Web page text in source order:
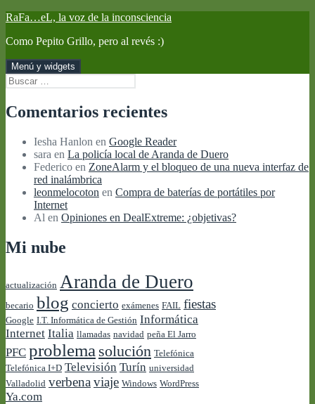
Saltar
contenido
RaFa…eL, la voz de la inconsciencia
Como Pepito Grillo, pero al revés :)
Menú y widgets
Buscar:
Comentarios recientes
Iesha Hanlon en Google Reader
sara en La policía local de Aranda de Duero
Federico en ZoneAlarm y el bloqueo de una nueva interfaz de
red inalámbrica
leonmelocoton en Compra de baterías de portátiles por
Internet
Al en Opiniones en DealExtreme: ¿objetivas?
Mi nube
actualización Aranda de Duero
becario blog concierto exámenes FAIL fiestas
Google I.T. Informática de Gestión Informática
Internet Italia llamadas navidad peña El Jarro
PFC problema solución Telefónica
Telefónica I+D Televisión Turín universidad
Valladolid verbena viaje Windows WordPress
Ya.com